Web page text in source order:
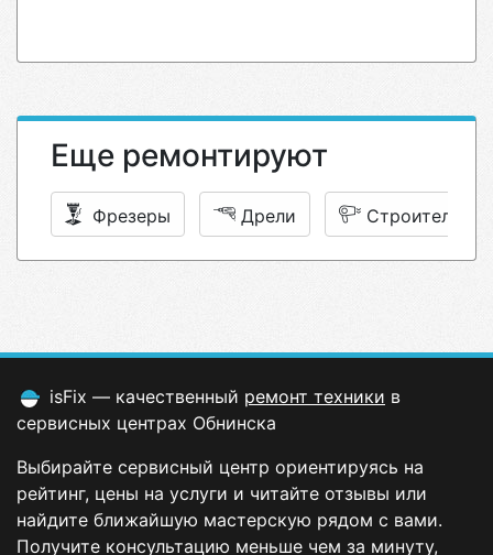
Еще ремонтируют
Фрезеры Дрели
isFix — качественный ремонт техники в
сервисных центрах Обнинска
Выбирайте сервисный центр ориентируясь на
рейтинг, цены на услуги и читайте отзывы или
найдите ближайшую мастерскую рядом с вами.
Получите консультацию меньше чем за минуту,